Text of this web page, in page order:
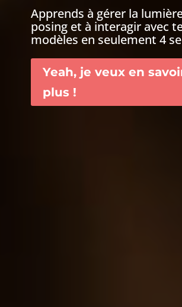
Apprends à gérer la
posing et à interagir avec
modèles en seulement 4
Yeah, je veux en
plus !